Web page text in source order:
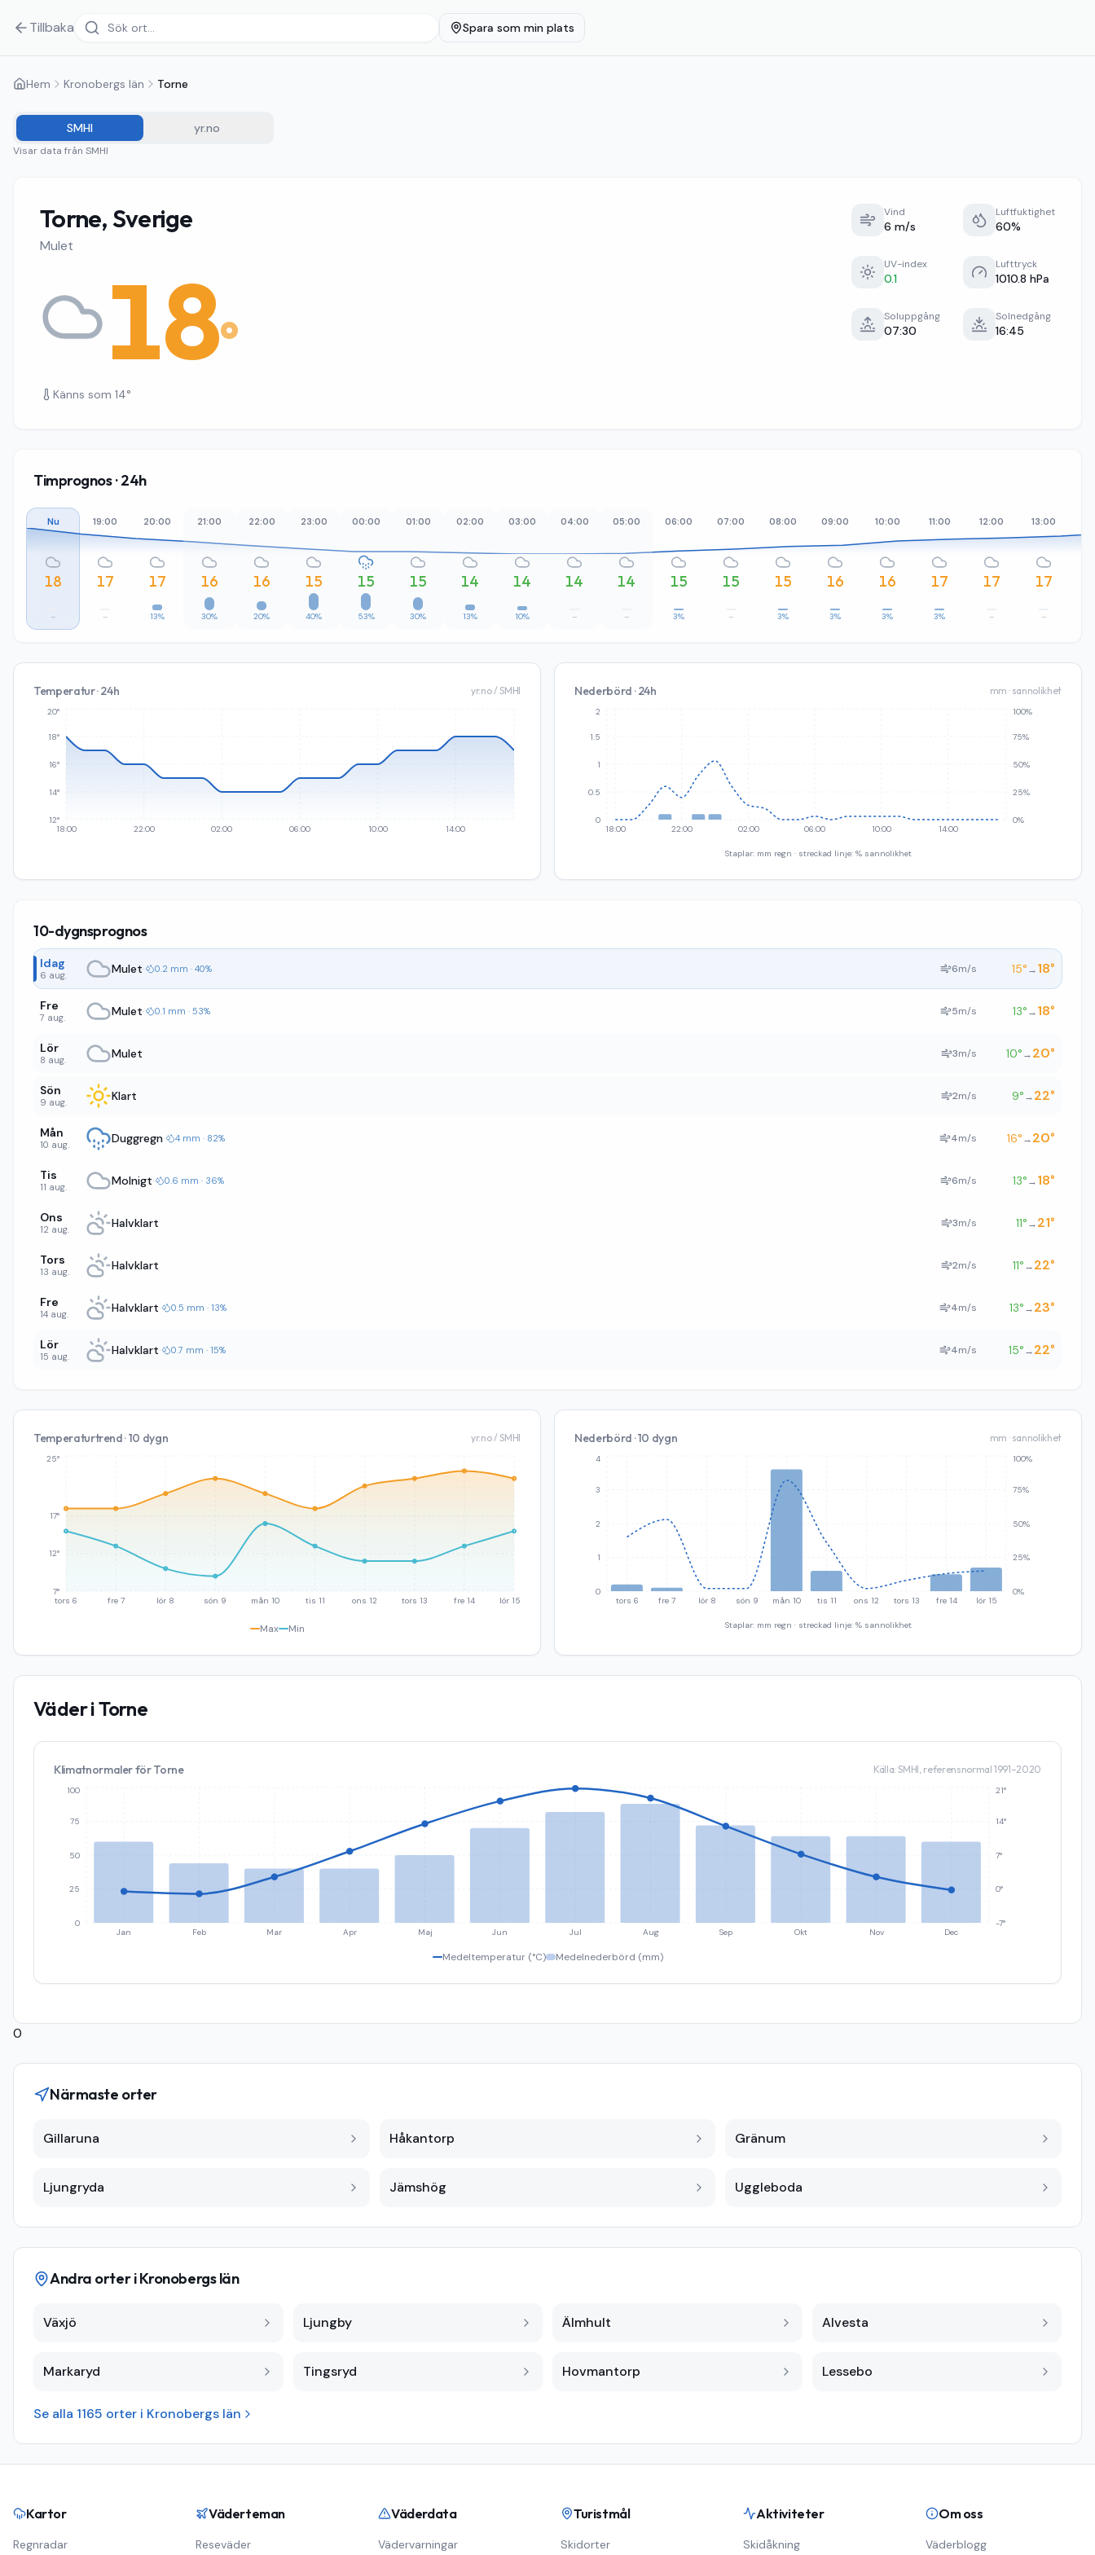
Tillbaka Spara som min plats
Hem Kronobergs län Torne
SMHI yr.no
Visar data från SMHI
Torne, Sverige
Mulet
18°
Känns som 14°
Vind
6 m/s
Luftfuktighet
60%
UV-index
0.1
Lufttryck
1010.8 hPa
Soluppgång
07:30
Solnedgång
16:45
Timprognos · 24h
Nu
18
–
19:00
17
–
20:00
17
13%
21:00
16
30%
22:00
16
20%
23:00
15
40%
00:00
15
53%
01:00
15
30%
02:00
14
13%
03:00
14
10%
04:00
14
–
05:00
14
–
06:00
15
3%
07:00
15
–
08:00
15
3%
09:00
16
3%
10:00
16
3%
11:00
17
3%
12:00
17
–
13:00
17
–
Temperatur · 24h yr.no / SMHI
18:00 22:00 02:00 06:00 10:00 14:00
12°
14°
16°
18°
20°
Nederbörd · 24h mm · sannolikhet
18:00 22:00 02:00 06:00 10:00 14:00
0
0.5
1
1.5
2
0%
25%
50%
75%
100%
Staplar: mm regn · streckad linje: % sannolikhet
10-dygnsprognos
Idag
6 aug. Mulet· 0.2 mm · 40% 6m/s 15°→18°
Fre
7 aug. Mulet· 0.1 mm · 53% 5m/s 13°→18°
Lör
8 aug. Mulet 3m/s 10°→20°
Sön
9 aug. Klart 2m/s 9°→22°
Mån
10 aug. Duggregn· 4 mm · 82% 4m/s 16°→20°
Tis
11 aug. Molnigt· 0.6 mm · 36% 6m/s 13°→18°
Ons
12 aug. Halvklart 3m/s 11°→21°
Tors
13 aug. Halvklart 2m/s 11°→22°
Fre
14 aug. Halvklart· 0.5 mm · 13% 4m/s 13°→23°
Lör
15 aug. Halvklart· 0.7 mm · 15% 4m/s 15°→22°
Temperaturtrend · 10 dygn yr.no / SMHI
tors 6 fre 7 lör 8 sön 9 mån 10 tis 11 ons 12 tors 13 fre 14 lör 15
7°
12°
17°
25°
Max Min
Nederbörd · 10 dygn mm · sannolikhet
tors 6 fre 7 lör 8 sön 9 mån 10 tis 11 ons 12 tors 13 fre 14 lör 15
0
1
2
3
4
0%
25%
50%
75%
100%
Staplar: mm regn · streckad linje: % sannolikhet
Väder iTorne
Klimatnormaler förTorne Källa: SMHI, referensnormal 1991–2020
Jan Feb Mar Apr Maj Jun Jul Aug Sep Okt Nov Dec
0
25
50
75
100
-7°
0°
7°
14°
21°
Medeltemperatur (°C) Medelnederbörd (mm)
0
Närmaste orter
Gillaruna Håkantorp Gränum
Ljungryda Jämshög Uggleboda
Andra orter iKronobergs län
Växjö Ljungby Älmhult Alvesta
Markaryd Tingsryd Hovmantorp Lessebo
Se alla 1165 orter i Kronobergs län
Kartor
Regnradar
Väderteman
Reseväder
Väderdata
Vädervarningar
Turistmål
Skidorter
Aktiviteter
Skidåkning
Om oss
Väderblogg